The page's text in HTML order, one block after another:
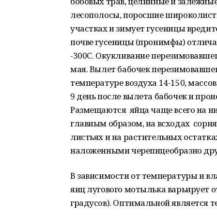
лесополосы, поросшие
участках и зимует гусеницы
почве гусеницы (пронимфы)
-300С. Окукливание
мая. Вылет бабочек
температуре воздуха 14-150,
9 день после вылета бабочек и
Размещаются яйца чаще всего на
главным образом, на всходах
листьях и на растительных
наложенными черепицеобразно
В зависимости от температуры и
яиц лугового мотылька варьирует
градусов). Оптимальной является